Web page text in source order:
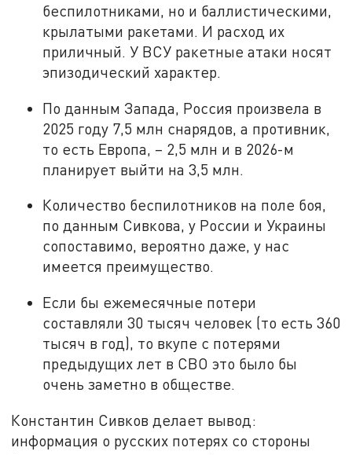
беспилотниками, но и баллистическими,
крылатыми ракетами. И расход их
приличный. У ВСУ ракетные атаки носят
эпизодический характер.
По данным Запада, Россия произвела в
2025 году 7,5 млн снарядов, а противник,
то есть Европа, – 2,5 млн и в 2026-м
планирует выйти на 3,5 млн.
Количество беспилотников на поле боя,
по данным Сивкова, у России и Украины
сопоставимо, вероятно даже, у нас
имеется преимущество.
Если бы ежемесячные потери
составляли 30 тысяч человек (то есть 360
тысяч в год), то вкупе с потерями
предыдущих лет в СВО это было бы
очень заметно в обществе.
Константин Сивков делает вывод:
информация о русских потерях со стороны